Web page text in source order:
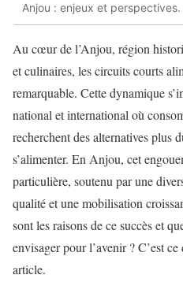
Anjou : enjeux et perspectives.
Au cœur de l’Anjou, région
et culinaires, les circuits courts
remarquable. Cette dynamique
national et international où
recherchent des alternatives plus
s’alimenter. En Anjou, cet
particulière, soutenu par une
qualité et une mobilisation
sont les raisons de ce succès et
envisager pour l’avenir ? C’est
article.